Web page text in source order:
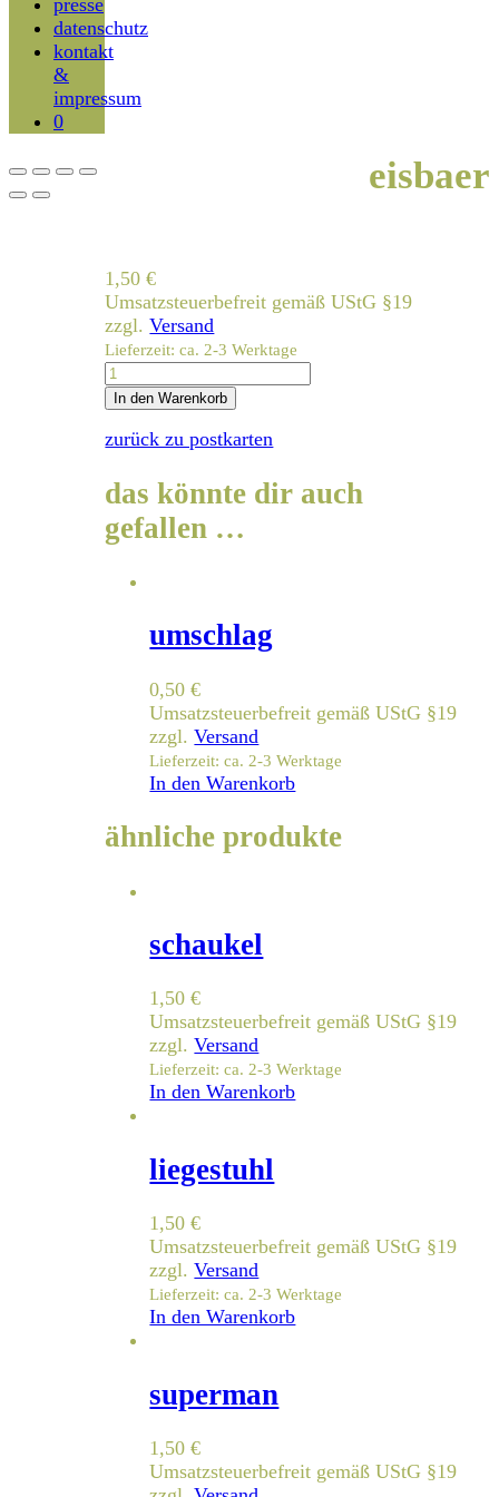
presse
datenschutz
kontakt
&
impressum
0
eisbaer
1,50€
Umsatzsteuerbefreit gemäß UStG §19
zzgl.Versand
Lieferzeit: ca. 2-3 Werktage
eisbaer
Menge
In den Warenkorb
zurück zu postkarten
das könnte dir auch
gefallen …
umschlag
0,50€
Umsatzsteuerbefreit gemäß UStG §19
zzgl.Versand
Lieferzeit: ca. 2-3 Werktage
In den Warenkorb
ähnliche produkte
schaukel
1,50€
Umsatzsteuerbefreit gemäß UStG §19
zzgl.Versand
Lieferzeit: ca. 2-3 Werktage
In den Warenkorb
liegestuhl
1,50€
Umsatzsteuerbefreit gemäß UStG §19
zzgl.Versand
Lieferzeit: ca. 2-3 Werktage
In den Warenkorb
superman
1,50€
Umsatzsteuerbefreit gemäß UStG §19